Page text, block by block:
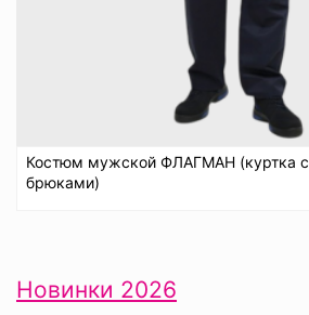
Костюм мужской ФЛАГМАН (куртка с
брюками)
Новинки 2026